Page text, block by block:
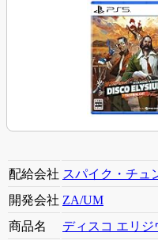
配給会社 スパイク・チュ
開発会社 ZA/UM
商品名
ディスコ エリジ